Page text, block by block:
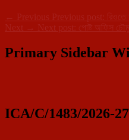
← Previous Previous post:
Next → Next post: পোষ্ট অফিস
Primary Sidebar
ICA/C/1483/2026-27